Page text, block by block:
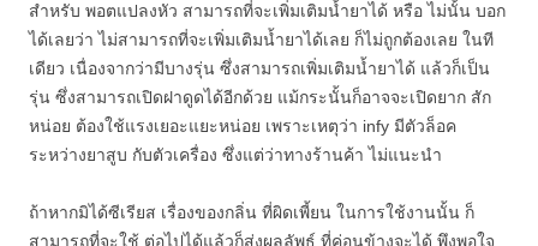
สำหรับ พอตแปลงหัว สามารถที่จะเพิ่มเติมน้ำยาได้ หรือ ไม่นั้น บอก
ได้เลยว่า ไม่สามารถที่จะเพิ่มเติมน้ำยาได้เลย ก็ไม่ถูกต้องเลย ในที
เดียว เนื่องจากว่ามีบางรุ่น ซึ่งสามารถเพิ่มเติมน้ำยาได้ แล้วก็เป็น
รุ่น ซึ่งสามารถเปิดฝาดูดได้อีกด้วย แม้กระนั้นก็อาจจะเปิดยาก สัก
หน่อย ต้องใช้แรงเยอะแยะหน่อย เพราะเหตุว่า infy มีตัวล็อค
ระหว่างยาสูบ กับตัวเครื่อง ซึ่งแต่ว่าทางร้านค้า ไม่แนะนำ
ถ้าหากมิได้ซีเรียส เรื่องของกลิ่น ที่ผิดเพี้ยน ในการใช้งานนั้น ก็
สามารถที่จะใช้ ต่อไปได้แล้วก็ส่งผลลัพธ์ ที่ค่อนข้างจะได้ พึงพอใจ